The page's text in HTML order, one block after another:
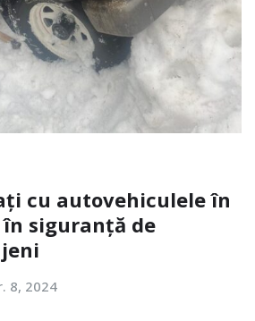
cu autovehiculele în
în siguranță de
8, 2024